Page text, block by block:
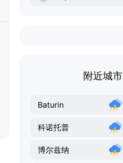
附近城市
Baturin
科诺托普
博尔兹纳